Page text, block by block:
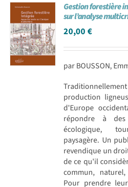
Gestion forestière
sur l’analyse
20,00€
par BOUSSON,
production
d'Europe
répondre à
écologique,
paysagère. Un
revendique un
de ce qu'il
commun,
Pour prendre